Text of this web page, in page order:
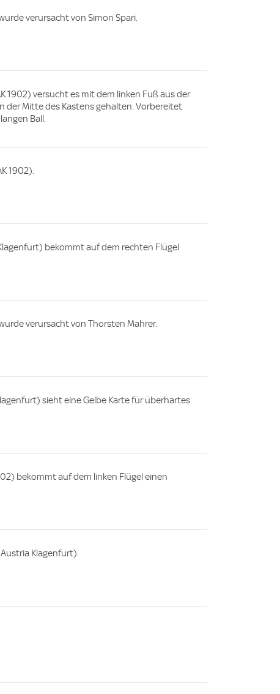
verursacht von Simon Spari.
1902) versucht es mit dem linken Fuß aus der
der Mitte des Kastens gehalten. Vorbereitet
Ball.
1902).
bekommt auf dem rechten Flügel
wurde verursacht von Thorsten Mahrer.
sieht eine Gelbe Karte für überhartes
bekommt auf dem linken Flügel einen
Klagenfurt).